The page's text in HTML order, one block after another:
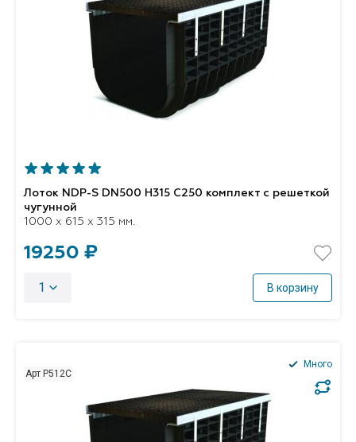
Лоток NDP-S DN500 H315 C250 комплект с решеткой
чугунной
1000 x 615 x 315 мм.
19250 ₽
1 В корзину
Арт P512C
Много